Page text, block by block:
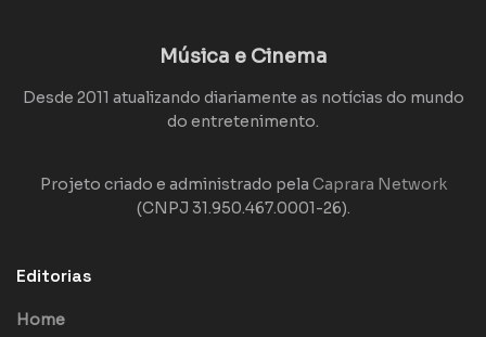
Música e Cinema
Desde 2011 atualizando diariamente as notícias do mundo
do entretenimento.
Projeto criado e administrado pela Caprara Network
(CNPJ 31.950.467.0001-26).
Editorias
Home